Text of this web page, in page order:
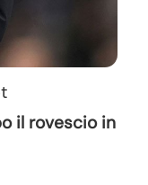
il rovescio in